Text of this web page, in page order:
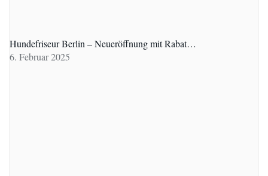
Hundefriseur Berlin – Neueröffnung mit Rabat…
6. Februar 2025